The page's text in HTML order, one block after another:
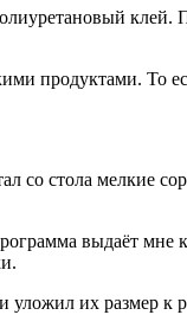
продуктами. То
со стола мелкие
выдаёт
их размер